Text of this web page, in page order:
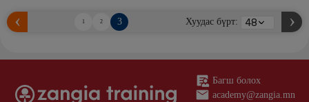
1 2 3 Хуудас бүрт:
Багш болох
academy@zangia.mn